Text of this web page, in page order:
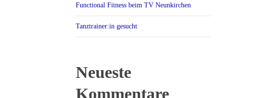
Functional Fitness beim TV Neunkirchen
Tanztrainer:in gesucht
Neueste
Kommentare